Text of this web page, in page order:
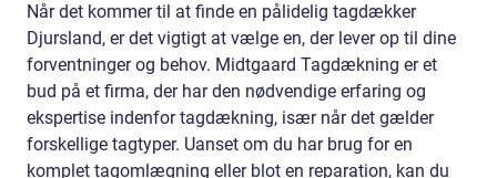
Når det kommer til at finde en pålidelig tagdækker
Djursland, er det vigtigt at vælge en, der lever op til dine
forventninger og behov. Midtgaard Tagdækning er et
bud på et firma, der har den nødvendige erfaring og
ekspertise indenfor tagdækning, især når det gælder
forskellige tagtyper. Uanset om du har brug for en
komplet tagomlægning eller blot en reparation, kan du